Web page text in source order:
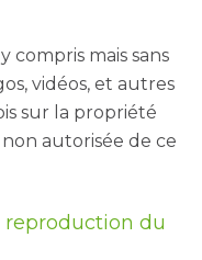
compris mais sans
vidéos, et autres
sur la propriété
autorisée de ce
reproduction du